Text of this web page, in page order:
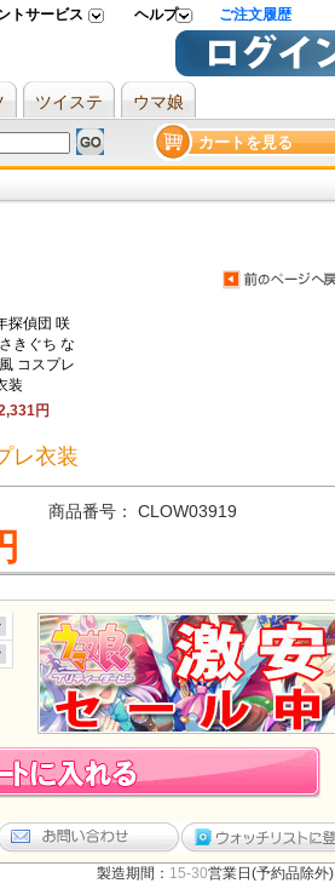
トサービス ヘルプ ご注文履歴
ツイステ ウマ娘
カートを見る
円
レ衣装
商品番号： CLOW03919
製造期間： 15-30営業日(予約品除外)